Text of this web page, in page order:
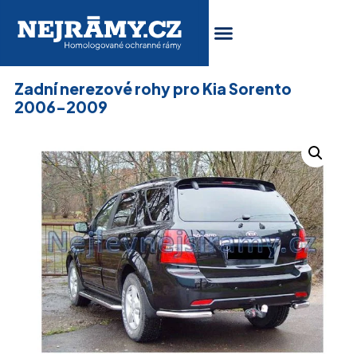
Zadní nerezové rohy pro Kia Sorento
2006-2009